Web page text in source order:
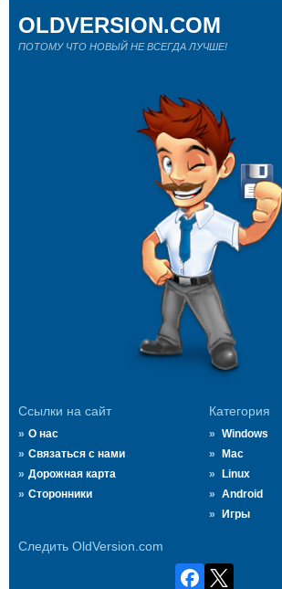
Ссылки на сайт
О нас
Связаться с нами
Дорожная карта
Сторонники
Категория
Windows
Mac
Linux
Android
Игры
Следить OldVersion.com
OLDVERSION.COM
ПОТОМУ ЧТО НОВЫЙ НЕ ВСЕГДА ЛУЧШЕ!